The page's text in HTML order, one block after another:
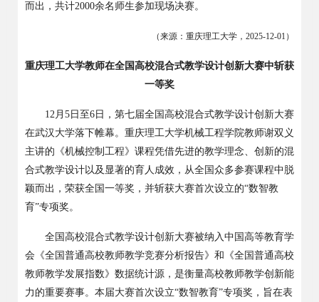
而出，共计2000余名师生参加现场决赛。
（来源：重庆理工大学， 2025-12-01 ）
重庆理工大学教师在全国高校混合式教学设计创新大赛中斩获
一等奖
12月 5 日至6 日，第七届全国高校混合式教学设计创新大赛
在武汉大学落下帷幕。重庆理工大学机械工程学院教师谢双义
主讲的《机械控制工程》课程凭借先进的教学理念、创新的混
合式教学设计以及显著的育人成效，从全国众多参赛课程中脱
颖而出，荣获全国一等奖，并斩获大赛首次设立的“数智教
育”专项奖。
全国高校混合式教学设计创新大赛被纳入中国高等教育学
会《全国普通高校教师教学竞赛分析报告》和《全国普通高校
教师教学发展指数》数据统计源，是衡量高校教师教学创新能
力的重要赛事。本届大赛首次设立“数智教育”专项奖，旨在表